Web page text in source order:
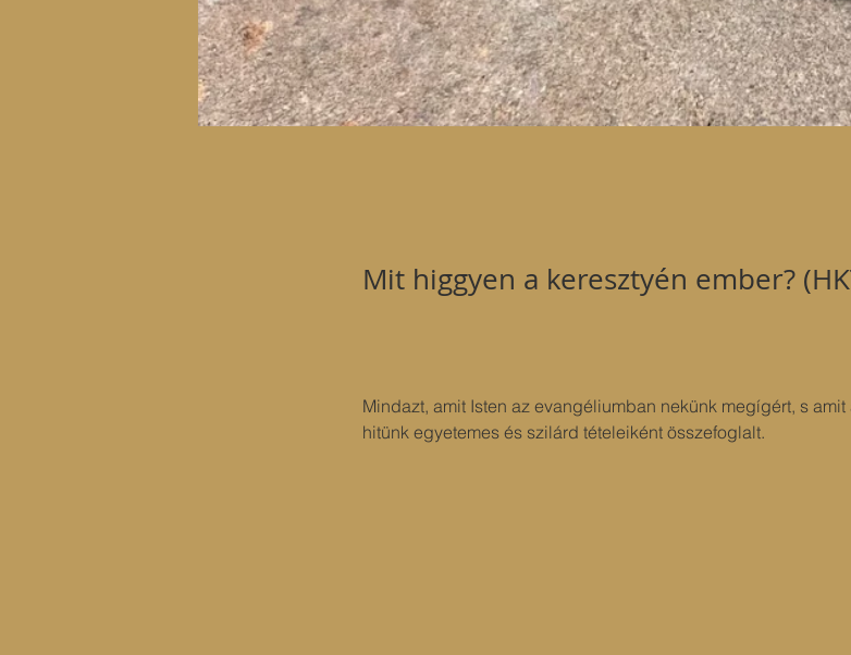
Mit higgyen a keresztyén ember?
Mindazt, amit Isten az evangéliumban nekünk megígért, s
hitünk egyetemes és szilárd tételeiként összefoglalt.